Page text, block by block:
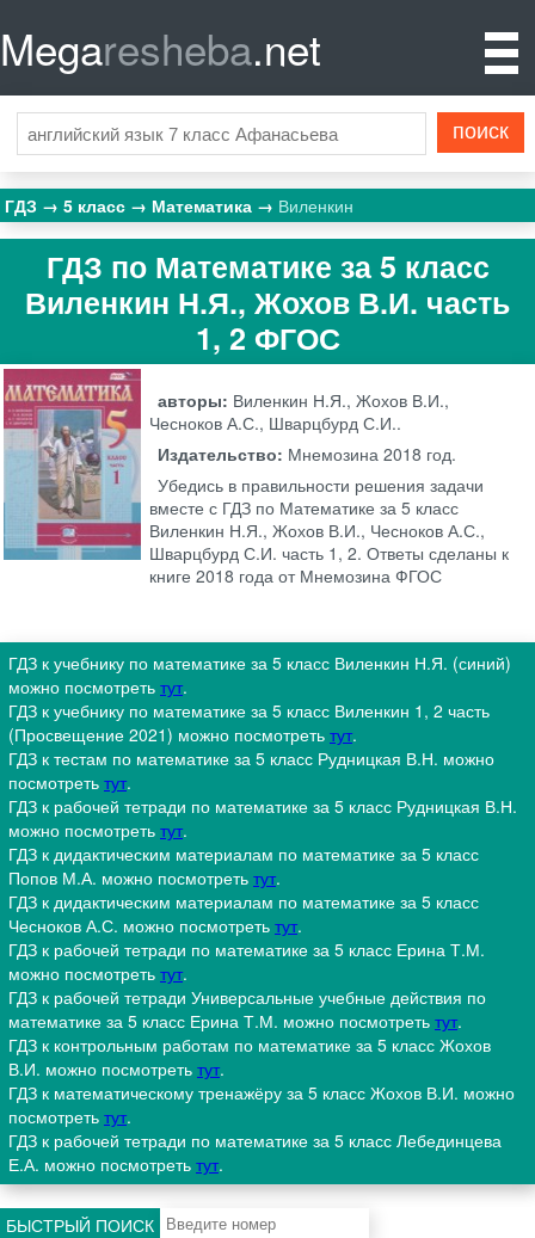
Megaresheba.net
ГДЗ 5 класс Математика Виленкин
ГДЗ по Математике за 5 класс
Виленкин Н.Я., Жохов В.И. часть
1, 2 ФГОС
авторы: Виленкин Н.Я., Жохов В.И.,
Чесноков А.С., Шварцбурд С.И..
Издательство: Мнемозина 2018 год.
Убедись в правильности решения задачи
вместе с ГДЗ по Математике за 5 класс
Виленкин Н.Я., Жохов В.И., Чесноков А.С.,
Шварцбурд С.И. часть 1, 2. Ответы сделаны к
книге 2018 года от Мнемозина ФГОС
ГДЗ к учебнику по математике за 5 класс Виленкин Н.Я. (синий)
можно посмотреть тут.
ГДЗ к учебнику по математике за 5 класс Виленкин 1, 2 часть
(Просвещение 2021) можно посмотреть тут.
ГДЗ к тестам по математике за 5 класс Рудницкая В.Н. можно
посмотреть тут.
ГДЗ к рабочей тетради по математике за 5 класс Рудницкая В.Н.
можно посмотреть тут.
ГДЗ к дидактическим материалам по математике за 5 класс
Попов М.А. можно посмотреть тут.
ГДЗ к дидактическим материалам по математике за 5 класс
Чесноков А.С. можно посмотреть тут.
ГДЗ к рабочей тетради по математике за 5 класс Ерина Т.М.
можно посмотреть тут.
ГДЗ к рабочей тетради Универсальные учебные действия по
математике за 5 класс Ерина Т.М. можно посмотреть тут.
ГДЗ к контрольным работам по математике за 5 класс Жохов
В.И. можно посмотреть тут.
ГДЗ к математическому тренажёру за 5 класс Жохов В.И. можно
посмотреть тут.
ГДЗ к рабочей тетради по математике за 5 класс Лебединцева
Е.А. можно посмотреть тут.
БЫСТРЫЙ ПОИСК